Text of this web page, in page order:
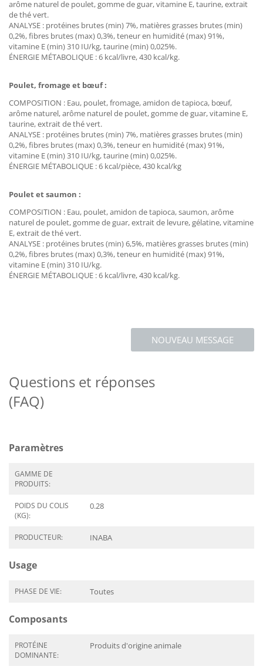
arôme naturel de poulet, gomme de guar, vitamine E, taurine, extrait
de thé vert.
ANALYSE : protéines brutes (min) 7%, matières grasses brutes (min)
0,2%, fibres brutes (max) 0,3%, teneur en humidité (max) 91%,
vitamine E (min) 310 IU/kg, taurine (min) 0,025%.
ÉNERGIE MÉTABOLIQUE : 6 kcal/livre, 430 kcal/kg.
Poulet, fromage et bœuf :
COMPOSITION : Eau, poulet, fromage, amidon de tapioca, bœuf,
arôme naturel, arôme naturel de poulet, gomme de guar, vitamine E,
taurine, extrait de thé vert.
ANALYSE : protéines brutes (min) 7%, matières grasses brutes (min)
0,2%, fibres brutes (max) 0,3%, teneur en humidité (max) 91%,
vitamine E (min) 310 IU/kg, taurine (min) 0,025%.
ÉNERGIE MÉTABOLIQUE : 6 kcal/pièce, 430 kcal/kg
Poulet et saumon :
COMPOSITION : Eau, poulet, amidon de tapioca, saumon, arôme
naturel de poulet, gomme de guar, extrait de levure, gélatine, vitamine
E, extrait de thé vert.
ANALYSE : protéines brutes (min) 6,5%, matières grasses brutes (min)
0,2%, fibres brutes (max) 0,3%, teneur en humidité (max) 91%,
vitamine E (min) 310 IU/kg.
ÉNERGIE MÉTABOLIQUE : 6 kcal/livre, 430 kcal/kg.
NOUVEAU MESSAGE
Questions et réponses
(FAQ)
Paramètres
GAMME DE
PRODUITS:
POIDS DU COLIS
(KG):
0.28
PRODUCTEUR: INABA
Usage
PHASE DE VIE: Toutes
Composants
PROTÉINE
DOMINANTE:
Produits d'origine animale